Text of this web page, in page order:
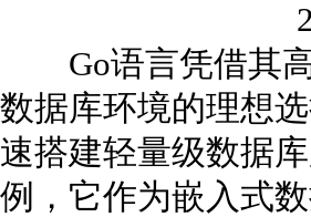
Go语言凭借其高
数据库环境的理想
速搭建轻量级数据
例，它作为嵌入式